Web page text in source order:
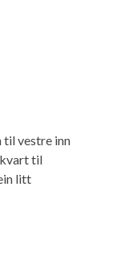
til vestre inn
til
litt